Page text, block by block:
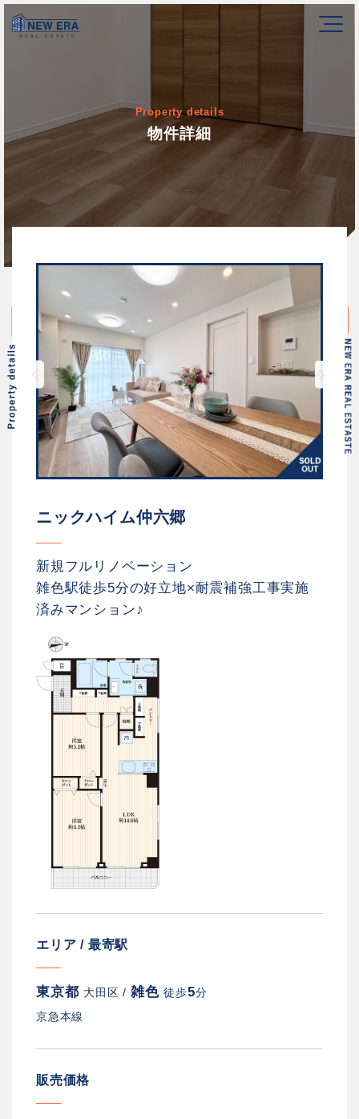
Property details
物件詳細
ニックハイム仲六郷
新規フルリノベーション
雑色駅徒歩5分の好立地×耐震補強工事実施
済みマンション♪
エリア / 最寄駅
東京都 大田区 /雑色徒歩5分
京急本線
販売価格